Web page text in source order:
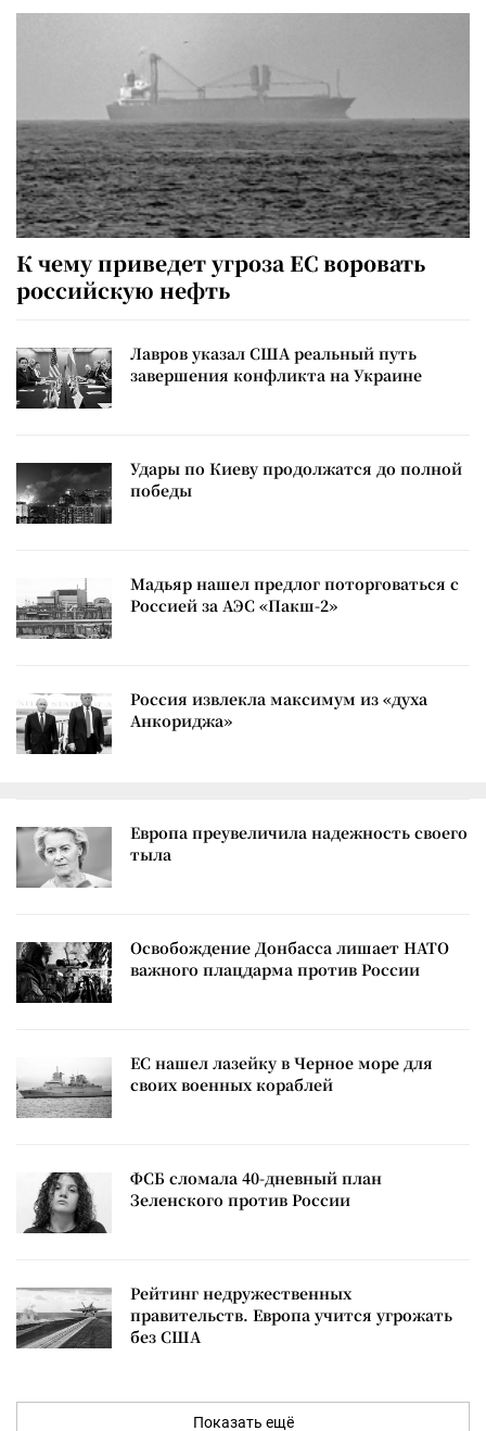
К чему приведет угроза ЕС воровать
российскую нефть
Лавров указал США реальный путь
завершения конфликта на Украине
Удары по Киеву продолжатся до полной
победы
Мадьяр нашел предлог поторговаться с
Россией за АЭС «Пакш-2»
Россия извлекла максимум из «духа
Анкориджа»
Европа преувеличила надежность своего
тыла
Освобождение Донбасса лишает НАТО
важного плацдарма против России
ЕС нашел лазейку в Черное море для
своих военных кораблей
ФСБ сломала 40-дневный план
Зеленского против России
Рейтинг недружественных
правительств. Европа учится угрожать
без США
Показать ещё